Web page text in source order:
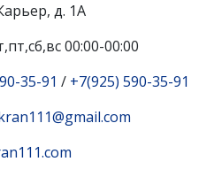
д. 1А
00:00-00:00
35-91 / +7(925) 590-35-91